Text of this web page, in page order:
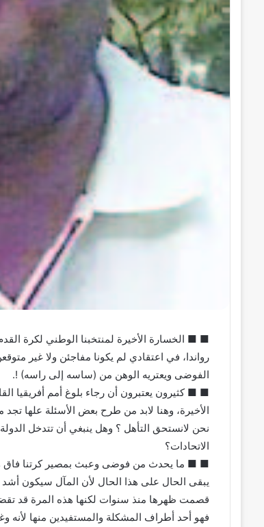
■ ■ الخسارة الأخيرة لمنتخبنا الوطني لكرة
رواندا، في اعتقادي لم يكونا مفاجئن ولا غير
الفوضى ويعتريه الوهن من (ساسه إلى راسه) !.
■ ■ كثيرون يعتبرون أن رجاء بلوغ أمم أفريقيا
الأخيرة، وهنا لابد من طرح بعض الأسئلة علها
نحن لانستحق التأهل ؟ وهل ينبغي أن تتدخل
الاتحادات؟
■ ■ ما يحدث من فوضى وعبث بمصير كرتنا فاق
يبقى الحال على هذا الحال لأن المآل سيكون أشد
قصمت ظهرها منذ سنوات لكنها هذه المرة قد تقضي
فهو أحد أطراف المشكلة والمستفيدين منها لأنه